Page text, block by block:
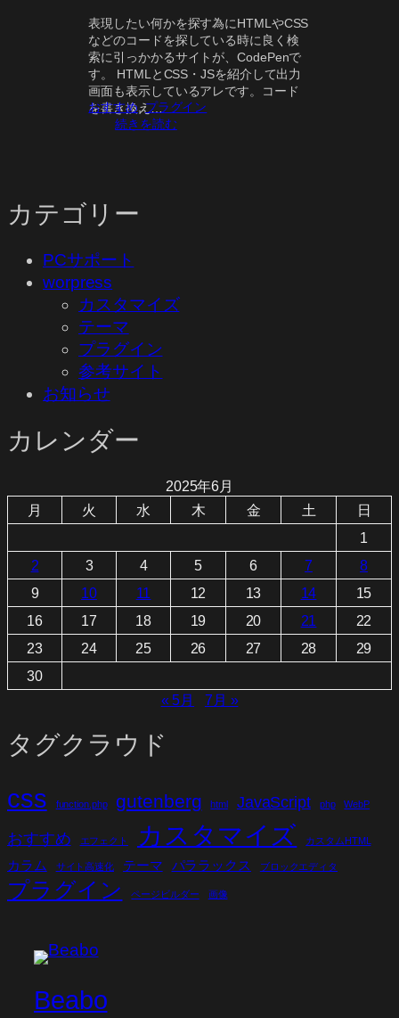
表現したい何かを探す為にHTMLやCSS
などのコードを探している時に良く検
索に引っかかるサイトが、CodePenで
す。 HTMLとCSS・JSを紹介して出力
画面も表示しているアレです。コード
を書き換え…
おすすめ, プラグイン
続きを読む:
す
カテゴリー
PCサポート
worpress
カスタマイズ
テーマ
プラグイン
参考サイト
お知らせ
カレンダー
2025年6月
月
火 水 木 金 土
日
1
2
3 4 5 6 7
8
9
10 11 12 13 14
15
16
17 18 19 20 21
22
23
24 25 26 27 28
29
30
« 5月
7月 »
タグクラウド
css function.php gutenberg html JavaScript php WebP
おすすめ エフェクト カスタマイズ カスタムHTML
カラム サイト高速化 テーマ パララックス ブロックエディタ
プラグイン ページビルダー 画像
Beabo